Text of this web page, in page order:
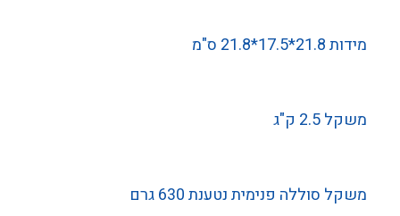
מידות 21.8*17.5*21.8 ס"מ
משקל 2.5 ק"ג
משקל סוללה פנימית נטענת 630 גרם